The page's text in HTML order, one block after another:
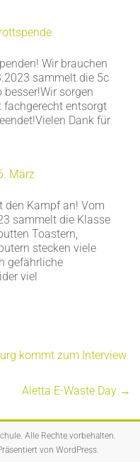
Wir brauchen
sammelt die 5c
sorgen
fachgerecht entsorgt
Dank für
März
den Kampf an! Vom
sammelt die Klasse
Toastern,
stecken viele
gefährliche
viel
kommt zum Interview
Aletta E-Waste Day →
. Alle Rechte vorbehalten.
von WordPress.